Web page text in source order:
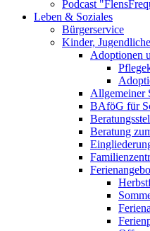
Podcast
Leben & Soziales
Bürgerservice
Kinder,
Adoptionen
Allgemeiner
BAföG für
Beratung